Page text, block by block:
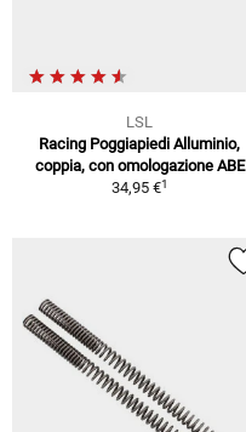
LSL
Racing Poggiapiedi Alluminio,
coppia, con omologazione ABE
34,95 €1